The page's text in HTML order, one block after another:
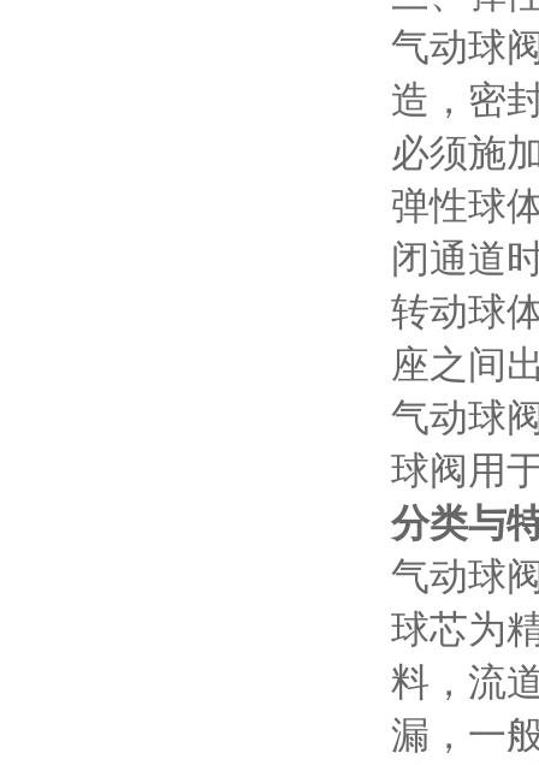
气动球
造，密
必须施
弹性球
闭通道
转动球
座之间
气动球
球阀用
分类与
气动球
球芯为
料，流
漏，一